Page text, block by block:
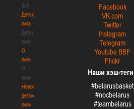
3х3
Детская
лига
Детская
лига
О
лиге
О
лиге
Новости
детской
лиги
Facebook
VK.com
Twitter
Instagram
Telegram
Youtube BBF
Flickr
Наши хэш-
#belarusbasket
#nocbelarus
#teambelarus